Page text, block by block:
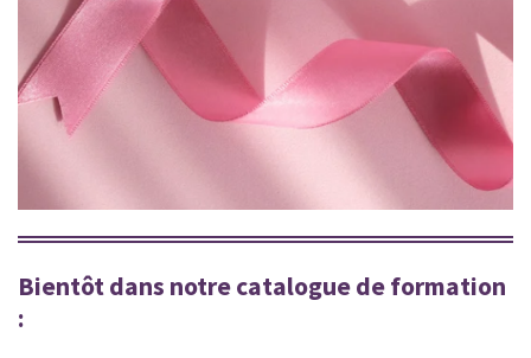
Bientôt dans notre catalogue de formation
: